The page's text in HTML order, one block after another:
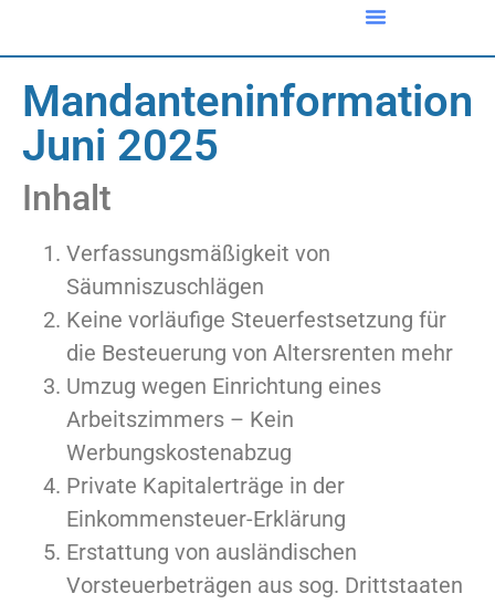
Mandanteninformation
Juni 2025
Inhalt
Verfassungsmäßigkeit von
Säumniszuschlägen
Keine vorläufige Steuerfestsetzung für
die Besteuerung von Altersrenten mehr
Umzug wegen Einrichtung eines
Arbeitszimmers – Kein
Werbungskostenabzug
Private Kapitalerträge in der
Einkommensteuer-Erklärung
Erstattung von ausländischen
Vorsteuerbeträgen aus sog. Drittstaaten